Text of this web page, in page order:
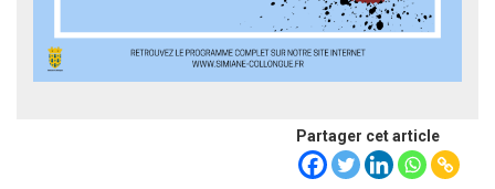
Partager cet article